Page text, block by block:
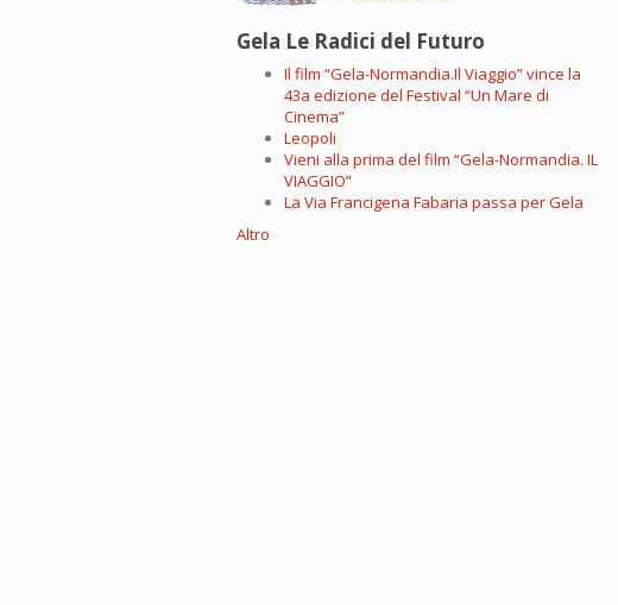
Gela Le Radici del Futuro
Il film “Gela-Normandia.Il Viaggio” vince la
43a edizione del Festival “Un Mare di
Cinema”
Leopoli
Vieni alla prima del film “Gela-Normandia. IL
VIAGGIO”
La Via Francigena Fabaria passa per Gela
Altro